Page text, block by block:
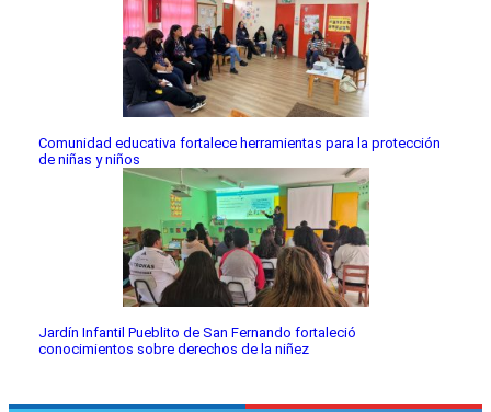
Comunidad educativa fortalece herramientas para la protección
de niñas y niños
Jardín Infantil Pueblito de San Fernando fortaleció
conocimientos sobre derechos de la niñez